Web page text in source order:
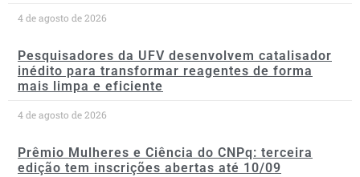
4 de agosto de 2026
Pesquisadores da UFV desenvolvem catalisador
inédito para transformar reagentes de forma
mais limpa e eficiente
4 de agosto de 2026
Prêmio Mulheres e Ciência do CNPq: terceira
edição tem inscrições abertas até 10/09